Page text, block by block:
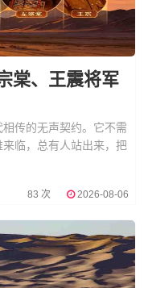
棠、王震将军
传的无声契约。它不需
临，总有人站出来，把
83 次 2026-08-06